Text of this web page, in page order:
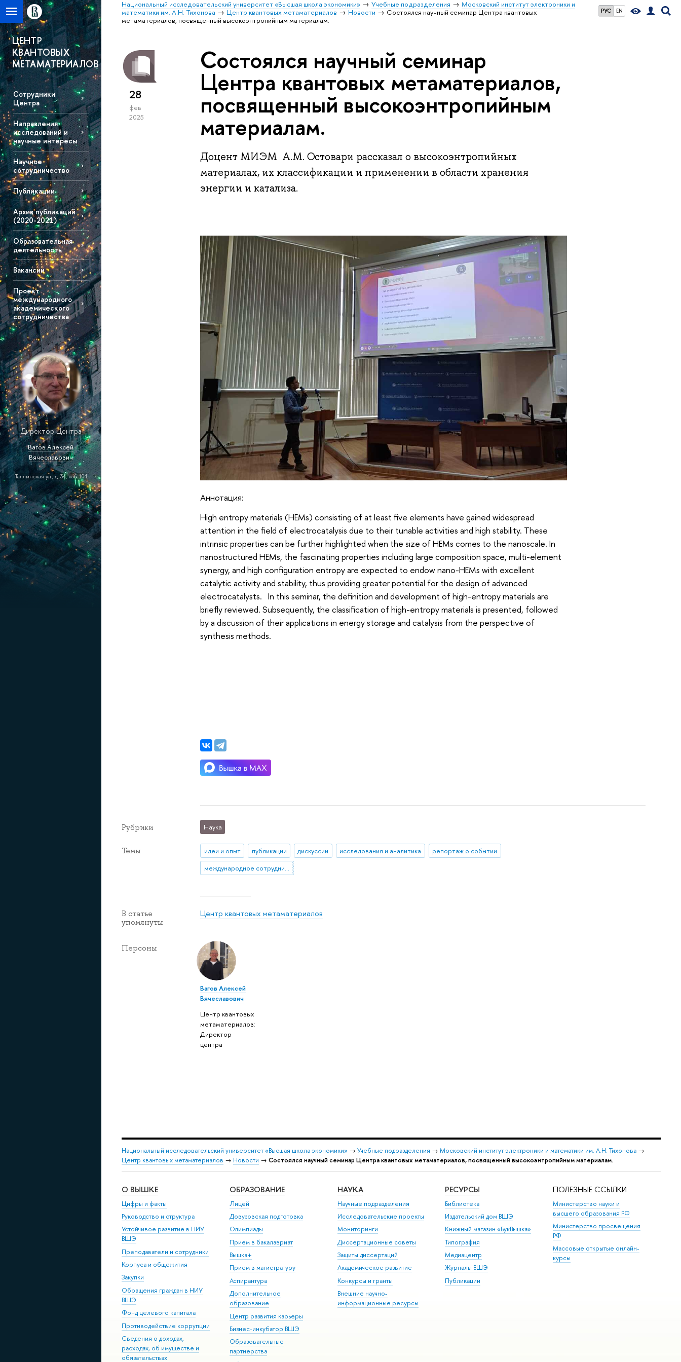
РУС EN
Национальный исследовательский университет «Высшая школа экономики» Учебные подразделения
Московский институт электроники и
математики им. А.Н. Тихонова
Центр квантовых метаматериалов Новости
Состоялся научный семинар Центра квантовых
метаматериалов, посвященный высокоэнтропийным материалам.
ЦЕНТР
КВАНТОВЫХ
МЕТАМАТЕРИАЛОВ
Сотрудники
Центра
Направления
исследований и
научные интересы
Научное
сотрудничество
Публикации
Архив публикаций
(2020-2021)
Образовательная
деятельность
Вакансии
Проект
международного
академического
сотрудничества
Директор Центра
Вагов Алексей
Вячеславович
Таллинская ул., д. 34, каб. 104
28
фев
2025
Состоялся научный семинар
Центра квантовых метаматериалов,
посвященный высокоэнтропийным
материалам.
Доцент МИЭМ А.М. Остовари рассказал о высокоэнтропийных
материалах, их классификации и применении в области хранения
энергии и катализа.
Аннотация:
High entropy materials (HEMs) consisting of at least five elements have gained widespread
attention in the field of electrocatalysis due to their tunable activities and high stability. These
intrinsic properties can be further highlighted when the size of HEMs comes to the nanoscale. In
nanostructured HEMs, the fascinating properties including large composition space, multi-element
synergy, and high configuration entropy are expected to endow nano-HEMs with excellent
catalytic activity and stability, thus providing greater potential for the design of advanced
electrocatalysts. In this seminar, the definition and development of high-entropy materials are
briefly reviewed. Subsequently, the classification of high-entropy materials is presented, followed
by a discussion of their applications in energy storage and catalysis from the perspective of
synthesis methods.
Рубрики Наука
Темы идеи и опыт публикации дискуссии исследования и аналитика
репортаж о событии
международное сотрудничество
В статье
упомянуты
Центр квантовых метаматериалов
Персоны
Вагов Алексей
Вячеславович
Центр квантовых
метаматериалов:
Директор
центра
Национальный исследовательский университет «Высшая школа экономики» → Учебные подразделения → Московский институт электроники и математики им. А.Н. Тихонова →
Центр квантовых метаматериалов → Новости → Состоялся научный семинар Центра квантовых метаматериалов, посвященный высокоэнтропийным материалам.
О ВЫШКЕ
Цифры и факты
Руководство и структура
Устойчивое развитие в НИУ
ВШЭ
Преподаватели и сотрудники
Корпуса и общежития
Закупки
Обращения граждан в НИУ
ВШЭ
Фонд целевого капитала
Противодействие коррупции
Сведения о доходах,
расходах, об имуществе и
обязательствах
ОБРАЗОВАНИЕ
Лицей
Довузовская подготовка
Олимпиады
Прием в бакалавриат
Вышка+
Прием в магистратуру
Аспирантура
Дополнительное
образование
Центр развития карьеры
Бизнес-инкубатор ВШЭ
Образовательные
партнерства
НАУКА
Научные подразделения
Исследовательские проекты
Мониторинги
Диссертационные советы
Защиты диссертаций
Академическое развитие
Конкурсы и гранты
Внешние научно-
информационные ресурсы
РЕСУРСЫ
Библиотека
Издательский дом ВШЭ
Книжный магазин «БукВышка»
Типография
Медиацентр
Журналы ВШЭ
Публикации
ПОЛЕЗНЫЕ ССЫЛКИ
Министерство науки и
высшего образования РФ
Министерство просвещения
РФ
Массовые открытые онлайн-
курсы